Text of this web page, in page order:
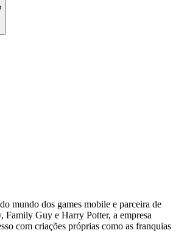
mundo dos games mobile e parceira de
Family Guy e Harry Potter, a empresa
com criações próprias como as franquias